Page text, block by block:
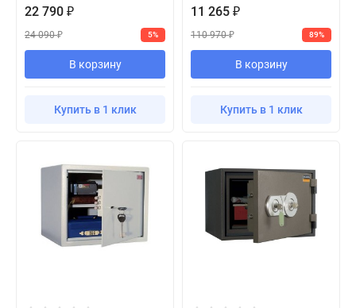
22 790 ₽
24 090₽ 5%
В корзину
Купить в 1 клик
11 265 ₽
110 970₽ 89%
В корзину
Купить в 1 клик